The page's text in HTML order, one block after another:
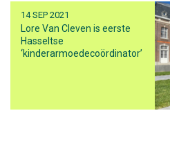
14 SEP 2021
Lore Van Cleven is eerste
Hasseltse
‘kinderarmoedecoördinator’